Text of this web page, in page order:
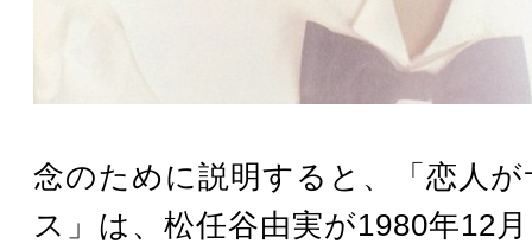
念のために説明すると、「恋人
ス」は、松任谷由実が1980年12